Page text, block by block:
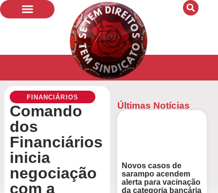
FINANCIÁRIOS
Comando
dos
Financiários
inicia
negociação
com a
Últimas Notícias
Novos casos de
sarampo acendem
alerta para vacinação
da categoria bancária